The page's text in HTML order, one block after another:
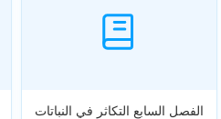
الفصل السابع التكاثر في النباتات